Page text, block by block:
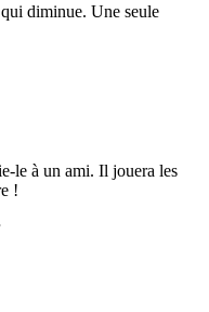
diminue. Une seule
le à un ami. Il jouera les
!